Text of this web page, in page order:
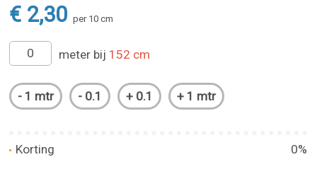
€ 2,30 per 10 cm
meter bij 152 cm
Korting
0%